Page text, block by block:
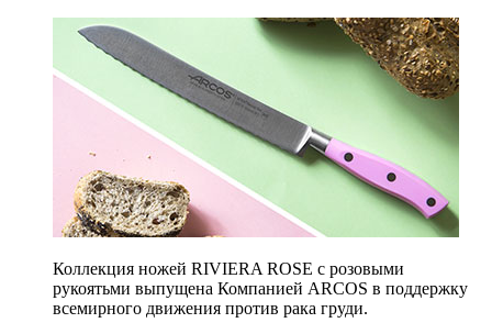
Коллекция ножей RIVIERA ROSE с розовыми
рукоятьми выпущена Компанией ARCOS в поддержку
всемирного движения против рака груди.